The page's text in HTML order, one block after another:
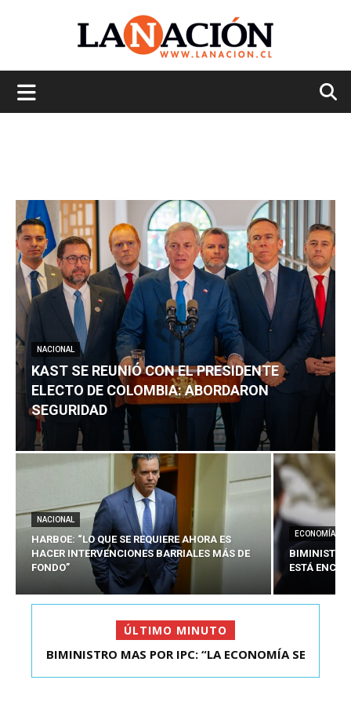
NACIONAL
KAST SE REUNIÓ CON EL PRESIDENTE
ELECTO DE COLOMBIA: ABORDARON
SEGURIDAD
NACIONAL
HARBOE: “LO QUE SE REQUIERE AHORA ES
HACER INTERVENCIONES BARRIALES MÁS DE
FONDO”
ECONOMÍA
BIMINISTRO
ESTÁ
ÚLTIMO MINUTO
BIMINISTRO MAS POR IPC: “LA ECONOMÍA SE